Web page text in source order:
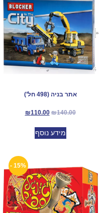
אתר בניה (498 חל’)
₪140.00
₪110.00
מידע נוסף
15% -